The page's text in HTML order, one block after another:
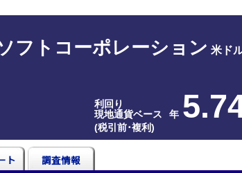
フトコーポレーション 米ド
利回り
現地通貨ベース
年
(税引前･複利)
ト 調査情報